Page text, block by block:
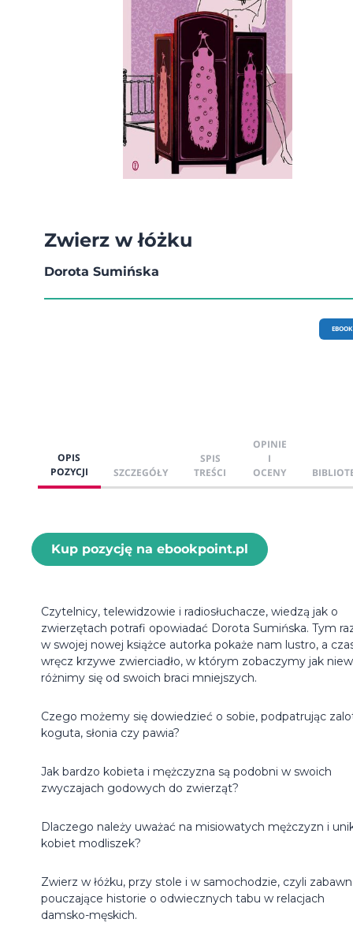
Zwierz w łóżku
Dorota Sumińska
EBOOK
OPIS
POZYCJI
SZCZEGÓŁY
SPIS
TREŚCI
OPINIE
I
OCENY
Kup pozycję na ebookpoint.pl
Czytelnicy, telewidzowie i radiosłuchacze, wiedzą jak o
zwierzętach potrafi opowiadać Dorota Sumińska. Tym
w swojej nowej książce autorka pokaże nam lustro, a
wręcz krzywe zwierciadło, w którym zobaczymy jak
różnimy się od swoich braci mniejszych.
Czego możemy się dowiedzieć o sobie, podpatrując
koguta, słonia czy pawia?
Jak bardzo kobieta i mężczyzna są podobni w swoich
zwyczajach godowych do zwierząt?
Dlaczego należy uważać na misiowatych mężczyzn i
kobiet modliszek?
Zwierz w łóżku, przy stole i w samochodzie, czyli
pouczające historie o odwiecznych tabu w relacjach
damsko-męskich.